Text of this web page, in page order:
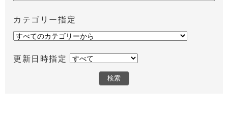
カテゴリー指定
更新日時指定